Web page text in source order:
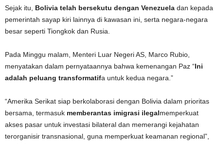
Sejak itu, Bolivia telah bersekutu dengan Venezuela dan kepada
pemerintah sayap kiri lainnya di kawasan ini, serta negara-negara
besar seperti Tiongkok dan Rusia.
Pada Minggu malam, Menteri Luar Negeri AS, Marco Rubio,
menyatakan dalam pernyataannya bahwa kemenangan Paz “Ini
adalah peluang transformatifa untuk kedua negara.”
“Amerika Serikat siap berkolaborasi dengan Bolivia dalam prioritas
bersama, termasuk memberantas imigrasi ilegalmemperkuat
akses pasar untuk investasi bilateral dan memerangi kejahatan
terorganisir transnasional, guna memperkuat keamanan regional”,